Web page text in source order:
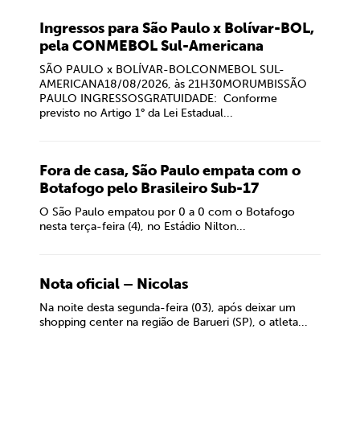
Ingressos para São Paulo x Bolívar-BOL,
pela CONMEBOL Sul-Americana
SÃO PAULO x BOLÍVAR-BOLCONMEBOL SUL-
AMERICANA18/08/2026, às 21H30MORUMBISSÃO
PAULO INGRESSOSGRATUIDADE: Conforme
previsto no Artigo 1° da Lei Estadual...
Fora de casa, São Paulo empata com o
Botafogo pelo Brasileiro Sub-17
O São Paulo empatou por 0 a 0 com o Botafogo
nesta terça-feira (4), no Estádio Nilton...
Nota oficial – Nicolas
Na noite desta segunda-feira (03), após deixar um
shopping center na região de Barueri (SP), o atleta...